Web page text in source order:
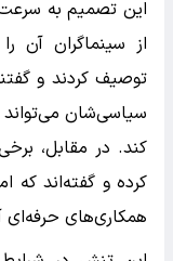
این تصمیم به
از سینماگران آن
توصیف کردند و
سیاسی‌شان
کند. در مقابل،
کرده و گفته‌اند که
همکاری‌های حرفه‌ای